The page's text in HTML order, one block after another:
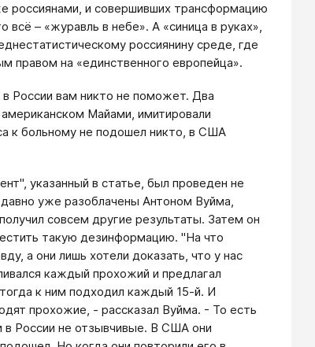
россиянами, и совершивших трансформацию
– «журавль в небе». А «синица в руках»,
россиянину среде, где
правом на «единственного европейца».
в России вам никто не поможет. Два
Майами, имитировали
к больному не подошел никто, в США
указанный в статье, был проведен не
уже разоблачены Антоном Вуйма,
совсем другие результаты. Затем он
такую дезинформацию. "На что
а они лишь хотели доказать, что у нас
каждый прохожий и предлагал
к ним подходил каждый 15-й. И
прохожие, - рассказал Вуйма. - То есть
в России не отзывчивые. В США они